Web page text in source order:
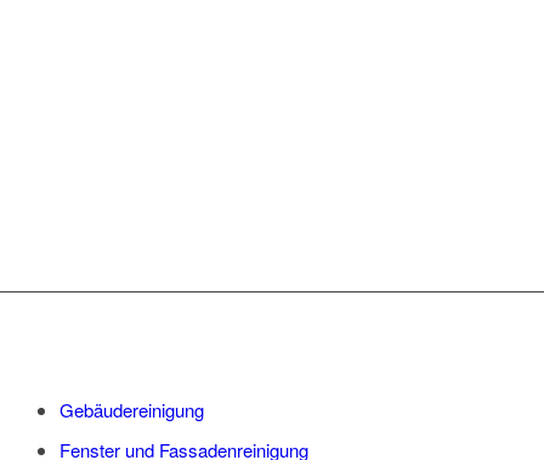
Gebäudereinigung
Fenster und Fassadenreinigung